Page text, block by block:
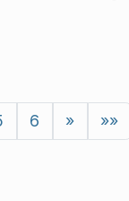
6 » »»